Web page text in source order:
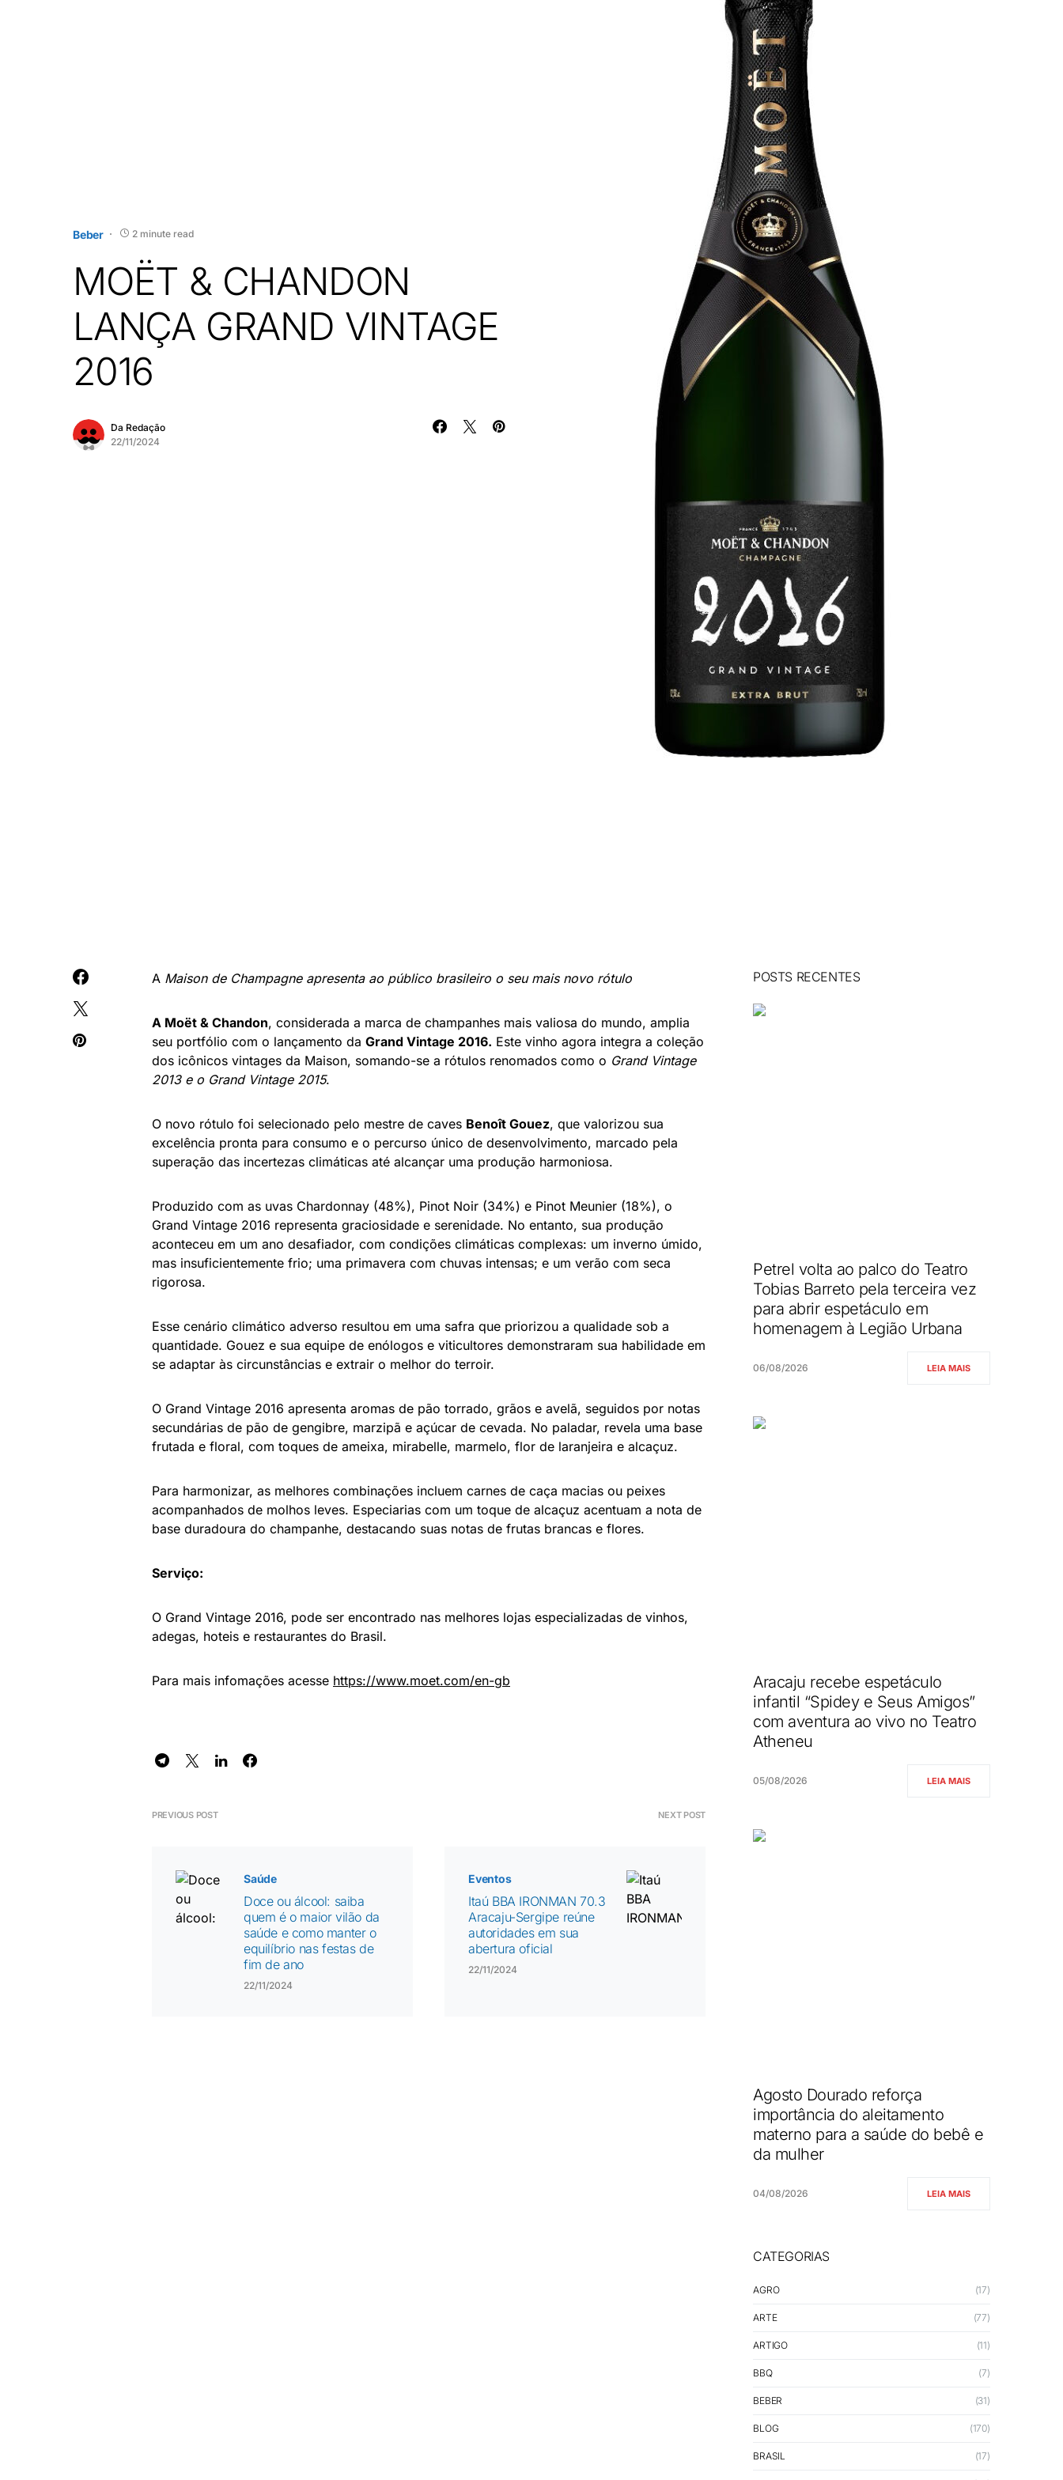
Beber 2 minute read
MOËT & CHANDON
LANÇA GRAND VINTAGE
2016
Da Redação
22/11/2024
A Maison de Champagne apresenta ao público brasileiro o seu mais novo rótulo
A Moët & Chandon, considerada a marca de champanhes mais valiosa do mundo, amplia
seu portfólio com o lançamento da Grand Vintage 2016. Este vinho agora integra a coleção
dos icônicos vintages da Maison, somando-se a rótulos renomados como o Grand Vintage
2013 e o Grand Vintage 2015.
O novo rótulo foi selecionado pelo mestre de caves Benoît Gouez, que valorizou sua
excelência pronta para consumo e o percurso único de desenvolvimento, marcado pela
superação das incertezas climáticas até alcançar uma produção harmoniosa.
Produzido com as uvas Chardonnay (48%), Pinot Noir (34%) e Pinot Meunier (18%), o
Grand Vintage 2016 representa graciosidade e serenidade. No entanto, sua produção
aconteceu em um ano desafiador, com condições climáticas complexas: um inverno úmido,
mas insuficientemente frio; uma primavera com chuvas intensas; e um verão com seca
rigorosa.
Esse cenário climático adverso resultou em uma safra que priorizou a qualidade sob a
quantidade. Gouez e sua equipe de enólogos e viticultores demonstraram sua habilidade em
se adaptar às circunstâncias e extrair o melhor do terroir.
O Grand Vintage 2016 apresenta aromas de pão torrado, grãos e avelã, seguidos por notas
secundárias de pão de gengibre, marzipã e açúcar de cevada. No paladar, revela uma base
frutada e floral, com toques de ameixa, mirabelle, marmelo, flor de laranjeira e alcaçuz.
Para harmonizar, as melhores combinações incluem carnes de caça macias ou peixes
acompanhados de molhos leves. Especiarias com um toque de alcaçuz acentuam a nota de
base duradoura do champanhe, destacando suas notas de frutas brancas e flores.
Serviço:
O Grand Vintage 2016, pode ser encontrado nas melhores lojas especializadas de vinhos,
adegas, hoteis e restaurantes do Brasil.
Para mais infomações acesse https://www.moet.com/en-gb
PREVIOUS POST
Saúde
Doce ou álcool: saiba
quem é o maior vilão da
saúde e como manter o
equilíbrio nas festas de
fim de ano
22/11/2024
NEXT POST
Eventos
Itaú BBA IRONMAN 70.3
Aracaju-Sergipe reúne
autoridades em sua
abertura oficial
22/11/2024
POSTS RECENTES
Petrel volta ao palco do Teatro
Tobias Barreto pela terceira vez
para abrir espetáculo em
homenagem à Legião Urbana
06/08/2026 LEIA MAIS
Aracaju recebe espetáculo
infantil “Spidey e Seus Amigos”
com aventura ao vivo no Teatro
Atheneu
05/08/2026 LEIA MAIS
Agosto Dourado reforça
importância do aleitamento
materno para a saúde do bebê e
da mulher
04/08/2026 LEIA MAIS
CATEGORIAS
AGRO (17)
ARTE (77)
ARTIGO (11)
BBQ (7)
BEBER (31)
BLOG (170)
BRASIL (17)